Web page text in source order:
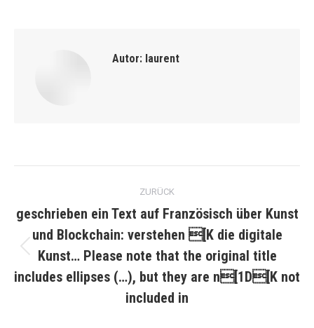
Autor: laurent
Kommentarnavigation
ZURÜCK
Vorheriger
Beitrag:
geschrieben ein Text auf Französisch über Kunst
und Blockchain: verstehen [K die digitale
Kunst… Please note that the original title
includes ellipses (…), but they are n[1D[K not
included in